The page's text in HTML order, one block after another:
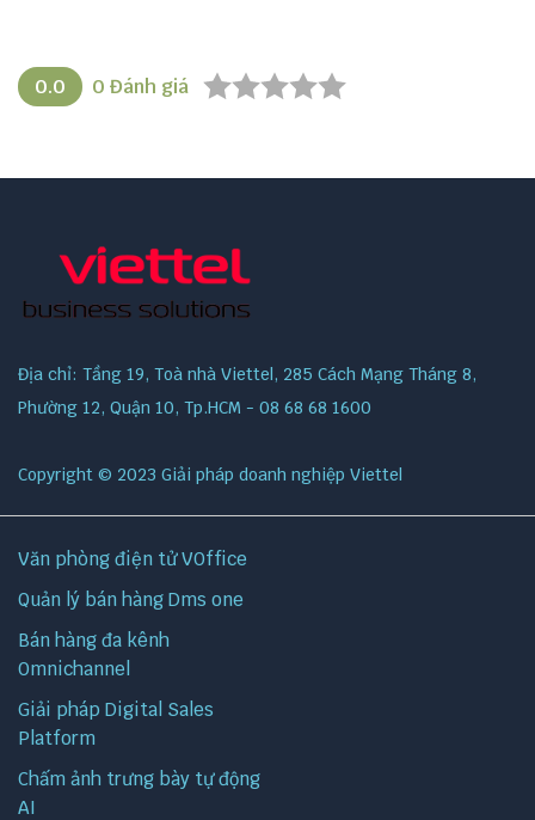
0.0 0 Đánh giá
Địa chỉ: Tầng 19, Toà nhà Viettel, 285 Cách Mạng Tháng 8,
Phường 12, Quận 10, Tp.HCM - 08 68 68 1600
Copyright © 2023 Giải pháp doanh nghiệp Viettel
Văn phòng điện tử VOffice
Quản lý bán hàng Dms one
Bán hàng đa kênh
Omnichannel
Giải pháp Digital Sales
Platform
Chấm ảnh trưng bày tự động
AI